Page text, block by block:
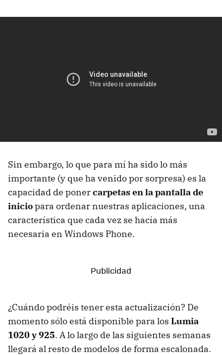
Sin embargo, lo que para mí ha sido lo más
importante (y que ha venido por sorpresa) es la
capacidad de ponercarpetas en la pantalla de
iniciopara ordenar nuestras aplicaciones, una
característica que cada vez se hacía más
necesaria en Windows Phone.
¿Cuándo podréis tener esta actualización? De
momento sólo está disponible para los Lumia
1020 y 925. A lo largo de las siguientes semanas
llegará al resto de modelos de forma escalonada.